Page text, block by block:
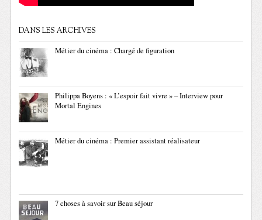
DANS LES ARCHIVES
Métier du cinéma : Chargé de figuration
Philippa Boyens : « L’espoir fait vivre » – Interview pour
Mortal Engines
Métier du cinéma : Premier assistant réalisateur
7 choses à savoir sur Beau séjour